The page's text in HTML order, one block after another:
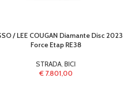
/ LEE COUGAN Diamante Disc 2023
Force Etap RE38
STRADA ,BICI
€7.801,00